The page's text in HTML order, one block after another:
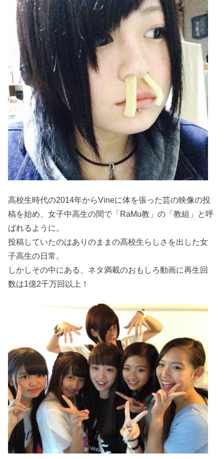
高校生時代の2014年からVineに体を張った芸の映像の投
稿を始め、女子中高生の間で「RaMu教」の「教組」と呼
ばれるように。
投稿していたのはありのままの高校生らしさを出した女
子高生の日常。
しかしその中にある、ネタ満載のおもしろ動画に再生回
数は1億2千万回以上！